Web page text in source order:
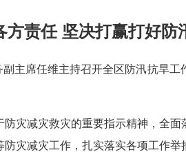
方责任 坚决打赢打好防
主席任维主持召开全区防汛抗旱
灾减灾救灾的重要指示精神，全面
灾减灾工作，扎实落实各项工作举